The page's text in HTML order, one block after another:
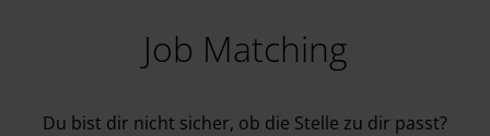
Job Matching
Du bist dir nicht sicher, ob die Stelle zu dir passt?